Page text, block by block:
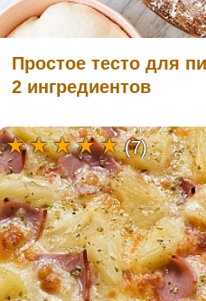
Простое тесто для
2 ингредиентов
(7)